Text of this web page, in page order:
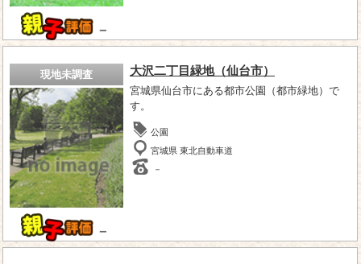
－
現地未調査
－
大沢二丁目緑地（仙台市）
宮城県仙台市にある都市公園（都市緑地）で
す。
公園
宮城県 東北自動車道
－